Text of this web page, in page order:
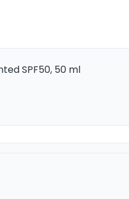
SPF50, 50 ml